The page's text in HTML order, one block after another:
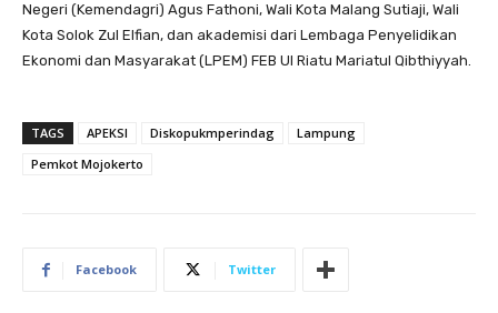
Negeri (Kemendagri) Agus Fathoni, Wali Kota Malang Sutiaji, Wali
Kota Solok Zul Elfian, dan akademisi dari Lembaga Penyelidikan
Ekonomi dan Masyarakat (LPEM) FEB UI Riatu Mariatul Qibthiyyah.
TAGS APEKSI Diskopukmperindag
Lampung
Pemkot Mojokerto
Facebook Twitter